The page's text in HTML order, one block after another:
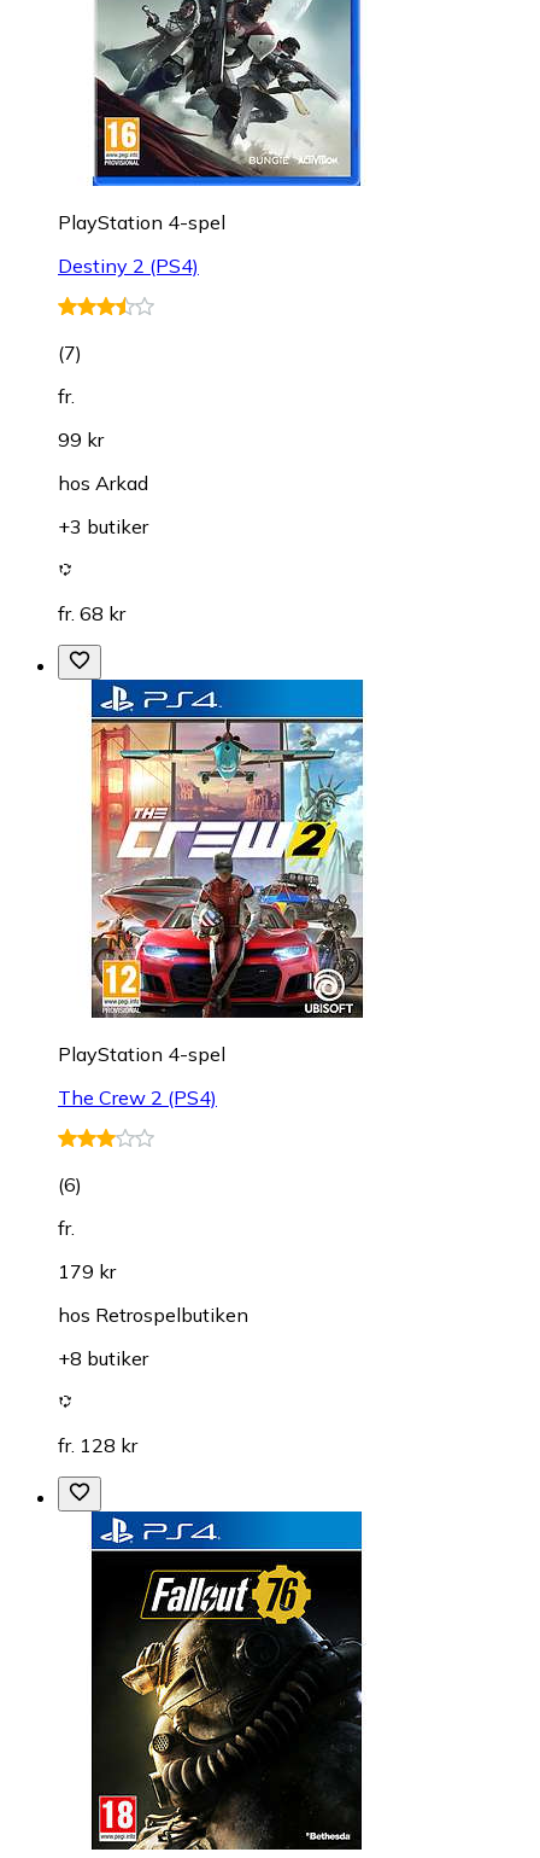
PlayStation 4-spel
Destiny 2 (PS4)
(7)
fr.
99 kr
hos Arkad
+3 butiker
fr. 68 kr
PlayStation 4-spel
The Crew 2 (PS4)
(6)
fr.
179 kr
hos Retrospelbutiken
+8 butiker
fr. 128 kr